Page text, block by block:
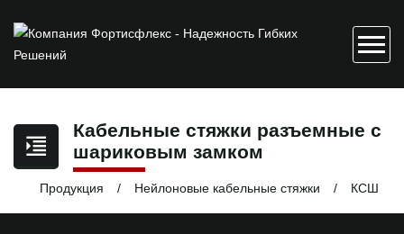
Кабельные стяжки разъемные с
шариковым замком
Продукция Нейлоновые кабельные стяжки КСШ